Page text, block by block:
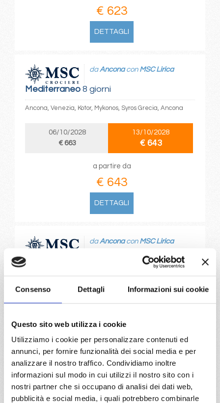
Consenso Dettagli Informazioni sui cookie
Questo sito web utilizza i cookie
Utilizziamo i cookie per personalizzare contenuti ed
annunci, per fornire funzionalità dei social media e per
analizzare il nostro traffico. Condividiamo inoltre
informazioni sul modo in cui utilizzi il nostro sito con i
nostri partner che si occupano di analisi dei dati web,
pubblicità e social media, i quali potrebbero combinarle
€ 623
DETTAGLI
Mediterraneo8 giorni
daAnconacon MSC Lirica
Ancona, Venezia, Kotor, Mykonos, Syros Grecia, Ancona
06/10/2028
€ 663
13/10/2028
€ 643
a partire da
€ 643
DETTAGLI
Mediterraneo
daAnconacon MSC Lirica
02/10/2026
09/10/2026
€ 663
a partire da
€ 663